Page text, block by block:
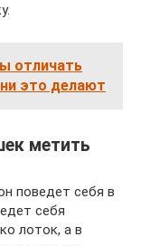
отличать
это делают
метить
поведет себя в
себя
лоток, а в